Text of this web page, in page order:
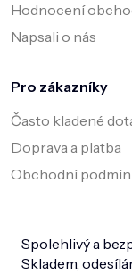
Hodnocení
Napsali o nás
Pro zákazníky
Často kladené
Doprava a platba
Obchodní
Spolehlivý a
Skladem,